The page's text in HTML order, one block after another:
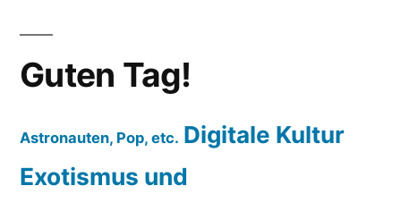
Guten Tag!
Astronauten, Pop, etc. Digitale Kultur
Exotismus und